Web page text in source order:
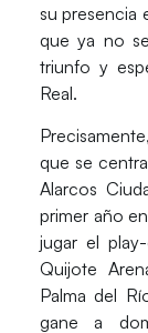
su
que ya no
triunfo y
Real.
que se
Alarcos
primer año
jugar el
Quijote
Palma del
gane a